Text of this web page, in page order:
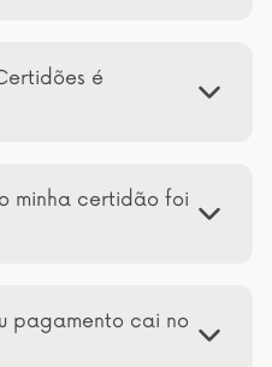
é
minha certidão foi
pagamento cai no